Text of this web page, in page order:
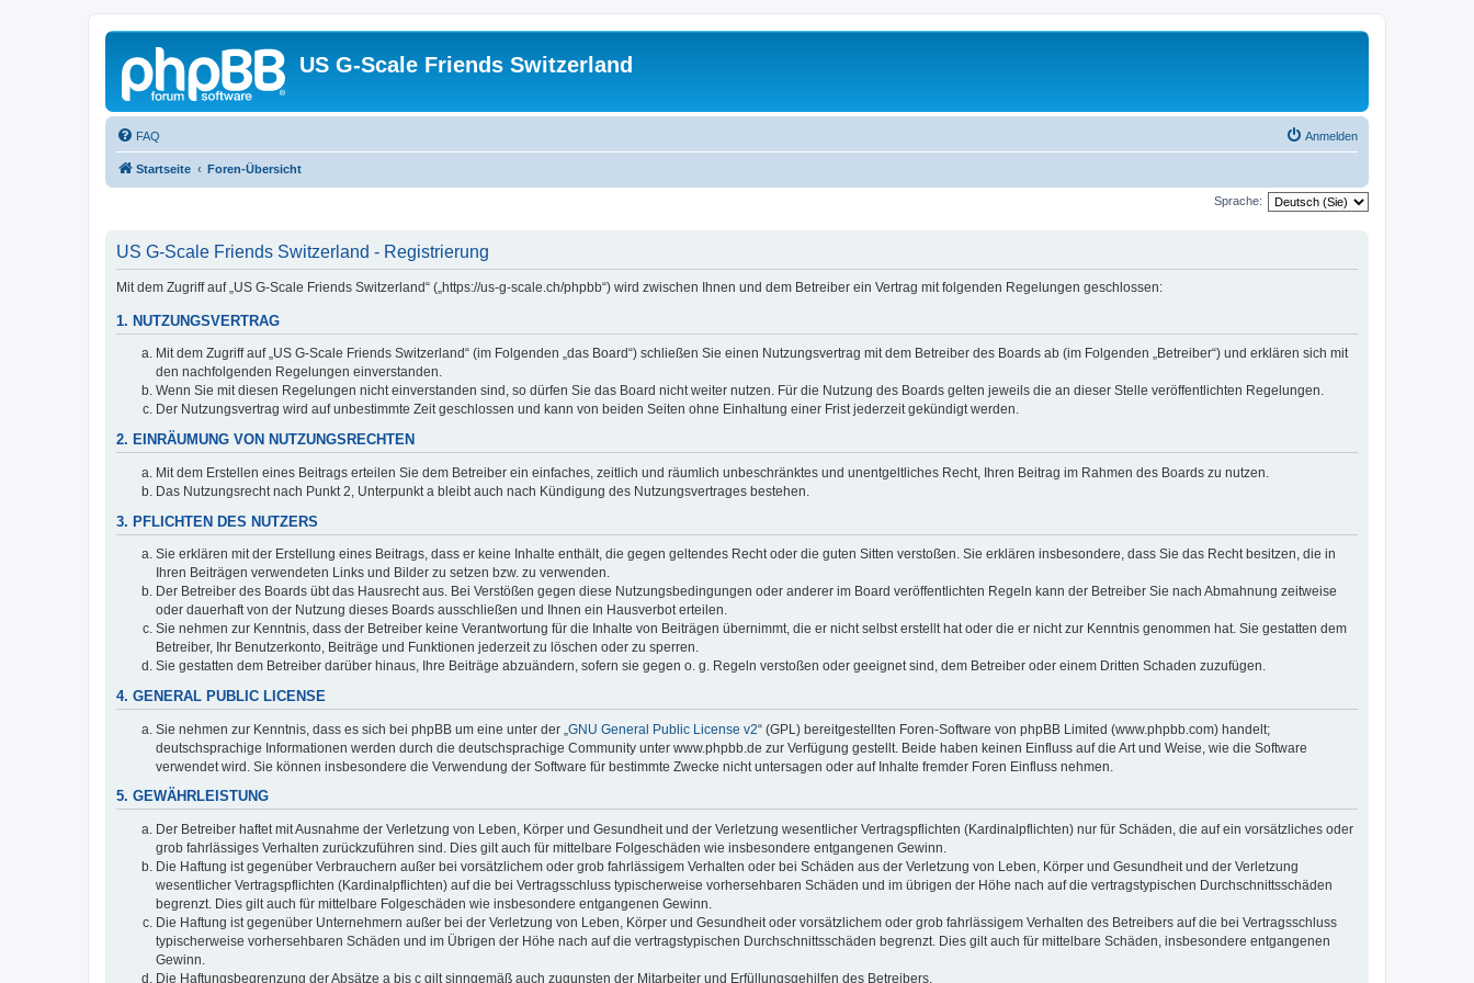
US G-Scale Friends Switzerland
FAQ Anmelden
Startseite Foren-Übersicht
Sprache:
US G-Scale Friends Switzerland - Registrierung
Mit dem Zugriff auf „US G-Scale Friends Switzerland“ („https://us-g-scale.ch/phpbb“) wird zwischen Ihnen und dem Betreiber ein Vertrag mit folgenden Regelungen geschlossen:
1. NUTZUNGSVERTRAG
Mit dem Zugriff auf „US G-Scale Friends Switzerland“ (im Folgenden „das Board“) schließen Sie einen Nutzungsvertrag mit dem Betreiber des Boards ab (im Folgenden „Betreiber“) und erklären sich mit
den nachfolgenden Regelungen einverstanden.
Wenn Sie mit diesen Regelungen nicht einverstanden sind, so dürfen Sie das Board nicht weiter nutzen. Für die Nutzung des Boards gelten jeweils die an dieser Stelle veröffentlichten Regelungen.
Der Nutzungsvertrag wird auf unbestimmte Zeit geschlossen und kann von beiden Seiten ohne Einhaltung einer Frist jederzeit gekündigt werden.
2. EINRÄUMUNG VON NUTZUNGSRECHTEN
Mit dem Erstellen eines Beitrags erteilen Sie dem Betreiber ein einfaches, zeitlich und räumlich unbeschränktes und unentgeltliches Recht, Ihren Beitrag im Rahmen des Boards zu nutzen.
Das Nutzungsrecht nach Punkt 2, Unterpunkt a bleibt auch nach Kündigung des Nutzungsvertrages bestehen.
3. PFLICHTEN DES NUTZERS
Sie erklären mit der Erstellung eines Beitrags, dass er keine Inhalte enthält, die gegen geltendes Recht oder die guten Sitten verstoßen. Sie erklären insbesondere, dass Sie das Recht besitzen, die in
Ihren Beiträgen verwendeten Links und Bilder zu setzen bzw. zu verwenden.
Der Betreiber des Boards übt das Hausrecht aus. Bei Verstößen gegen diese Nutzungsbedingungen oder anderer im Board veröffentlichten Regeln kann der Betreiber Sie nach Abmahnung zeitweise
oder dauerhaft von der Nutzung dieses Boards ausschließen und Ihnen ein Hausverbot erteilen.
Sie nehmen zur Kenntnis, dass der Betreiber keine Verantwortung für die Inhalte von Beiträgen übernimmt, die er nicht selbst erstellt hat oder die er nicht zur Kenntnis genommen hat. Sie gestatten dem
Betreiber, Ihr Benutzerkonto, Beiträge und Funktionen jederzeit zu löschen oder zu sperren.
Sie gestatten dem Betreiber darüber hinaus, Ihre Beiträge abzuändern, sofern sie gegen o. g. Regeln verstoßen oder geeignet sind, dem Betreiber oder einem Dritten Schaden zuzufügen.
4. GENERAL PUBLIC LICENSE
Sie nehmen zur Kenntnis, dass es sich bei phpBB um eine unter der „ GNU General Public License v2“ (GPL) bereitgestellten Foren-Software von phpBB Limited (www.phpbb.com) handelt;
deutschsprachige Informationen werden durch die deutschsprachige Community unter www.phpbb.de zur Verfügung gestellt. Beide haben keinen Einfluss auf die Art und Weise, wie die Software
verwendet wird. Sie können insbesondere die Verwendung der Software für bestimmte Zwecke nicht untersagen oder auf Inhalte fremder Foren Einfluss nehmen.
5. GEWÄHRLEISTUNG
Der Betreiber haftet mit Ausnahme der Verletzung von Leben, Körper und Gesundheit und der Verletzung wesentlicher Vertragspflichten (Kardinalpflichten) nur für Schäden, die auf ein vorsätzliches oder
grob fahrlässiges Verhalten zurückzuführen sind. Dies gilt auch für mittelbare Folgeschäden wie insbesondere entgangenen Gewinn.
Die Haftung ist gegenüber Verbrauchern außer bei vorsätzlichem oder grob fahrlässigem Verhalten oder bei Schäden aus der Verletzung von Leben, Körper und Gesundheit und der Verletzung
wesentlicher Vertragspflichten (Kardinalpflichten) auf die bei Vertragsschluss typischerweise vorhersehbaren Schäden und im übrigen der Höhe nach auf die vertragstypischen Durchschnittsschäden
begrenzt. Dies gilt auch für mittelbare Folgeschäden wie insbesondere entgangenen Gewinn.
Die Haftung ist gegenüber Unternehmern außer bei der Verletzung von Leben, Körper und Gesundheit oder vorsätzlichem oder grob fahrlässigem Verhalten des Betreibers auf die bei Vertragsschluss
typischerweise vorhersehbaren Schäden und im Übrigen der Höhe nach auf die vertragstypischen Durchschnittsschäden begrenzt. Dies gilt auch für mittelbare Schäden, insbesondere entgangenen
Gewinn.
Die Haftungsbegrenzung der Absätze a bis c gilt sinngemäß auch zugunsten der Mitarbeiter und Erfüllungsgehilfen des Betreibers.